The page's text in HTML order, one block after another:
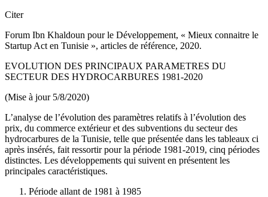
Citer
Forum Ibn Khaldoun pour le Développement, « Mieux connaitre le
Startup Act en Tunisie », articles de référence, 2020.
EVOLUTION DES PRINCIPAUX PARAMETRES DU
SECTEUR DES HYDROCARBURES 1981-2020
(Mise à jour 5/8/2020)
L’analyse de l’évolution des paramètres relatifs à l’évolution des
prix, du commerce extérieur et des subventions du secteur des
hydrocarbures de la Tunisie, telle que présentée dans les tableaux ci
après insérés, fait ressortir pour la période 1981-2019, cinq périodes
distinctes. Les développements qui suivent en présentent les
principales caractéristiques.
Période allant de 1981 à 1985